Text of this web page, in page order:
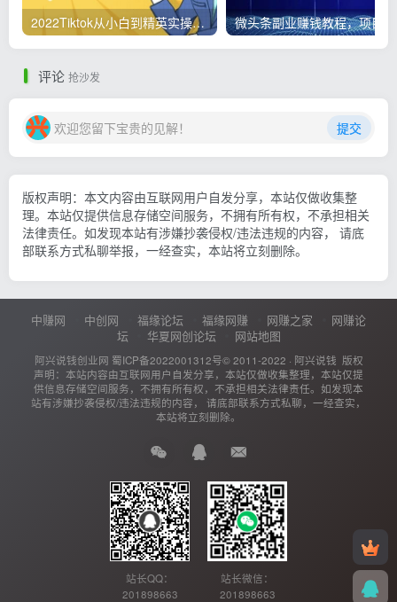
2022Tiktok从小白到精英实操，0-1保姆级实操全程无忧，多种变现赚钱方式
评论 抢沙发
欢迎您留下宝贵的见解！ 提交
版权声明：本文内容由互联网用户自发分享，本站仅做收集整
理。本站仅提供信息存储空间服务，不拥有所有权，不承担相关
法律责任。如发现本站有涉嫌抄袭侵权/违法违规的内容， 请底
部联系方式私聊举报，一经查实，本站将立刻删除。
中赚网 中创网 福缘论坛 福缘网赚 网赚之家
网赚论
坛
华夏网创论坛 网站地图
阿兴说钱创业网 蜀ICP备2022001312号© 2011-2022 · 阿兴说钱 版权
声明：本站内容由互联网用户自发分享，本站仅做收集整理，本站仅提
供信息存储空间服务，不拥有所有权，不承担相关法律责任。如发现本
站有涉嫌抄袭侵权/违法违规的内容， 请底部联系方式私聊，一经查实，
本站将立刻删除。
站长QQ：
201898663
站长微信：
201898663